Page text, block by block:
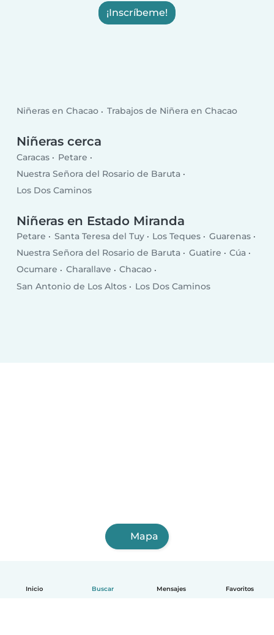
Inicio Buscar Mensajes Favoritos
¡Inscríbeme!
Niñeras en Chacao Trabajos de Niñera en Chacao
Niñeras cerca
Caracas
Petare
Nuestra Señora del Rosario de Baruta
Los Dos Caminos
Niñeras en Estado Miranda
Petare Santa Teresa del Tuy Los Teques
Guarenas
Nuestra Señora del Rosario de Baruta
Guatire
Cúa
Ocumare
Charallave
Chacao
San Antonio de Los Altos
Los Dos Caminos
Mapa